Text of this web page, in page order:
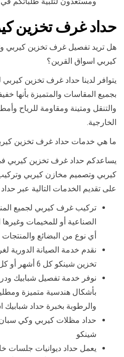
حداد غرف تخزين
هل تريد تفصيل غرف تخزين
كيربي اسواق القرين؟
يتوافر لدينا حداد غرف تخزين
بجميع المقاسات والمتميزة بأنها
والتنقل ومتينة ومقاومة للرياح
الخارجية.
ما هي خدمات حداد غرف تخزين
يساعدكم حداد غرف تخزين كيربي
كيربي وتصميم مخازن كيربي
على تقديم الخدمات التالية عبر
تركيب غرف كيربي لجميع
الصناعية أو للمخيمات
أي نوع من البضائع
نقدم خدمة الصيانة
تخزين شينكو كل 6 أشهر أو كل سنة وفقا لطلب العميل.
نوفر خدمة تفصيل شبابيك
بأشكال هندسية متميزة
والرطوبة بخبرة حداد شبابيك
حداد مظلات كيربي وكي
شينكو
يعمل حداد ديوانيات جلسات